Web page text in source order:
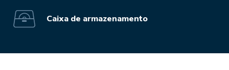
Caixa de armazenamento